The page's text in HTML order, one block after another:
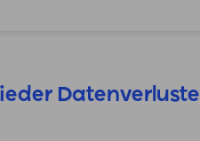
Datenverluste